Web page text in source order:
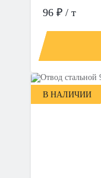
96 ₽ / т
В НАЛИЧИИ